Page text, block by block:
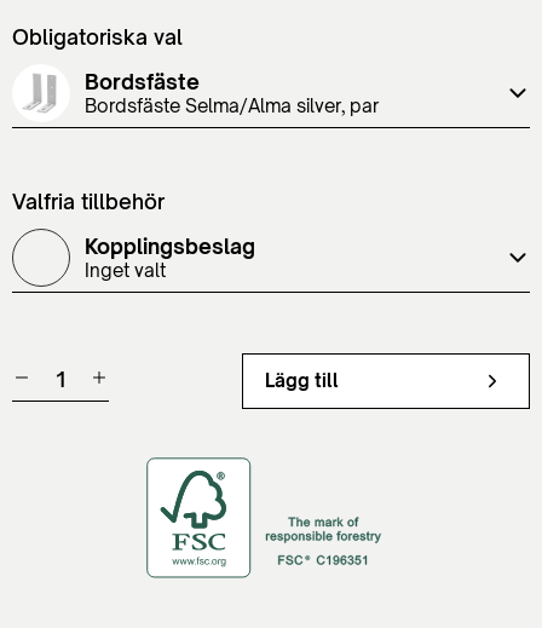
Obligatoriska val
Bordsfäste
Bordsfäste Selma/Alma silver, par
Valfria tillbehör
Kopplingsbeslag
Inget valt
Lägg till